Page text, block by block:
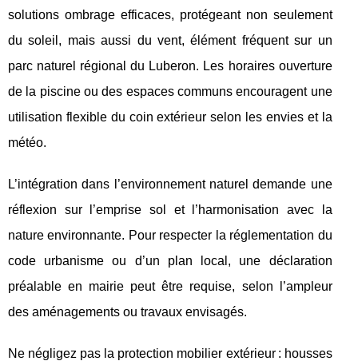
solutions ombrage efficaces, protégeant non seulement
du soleil, mais aussi du vent, élément fréquent sur un
parc naturel régional du Luberon. Les horaires ouverture
de la piscine ou des espaces communs encouragent une
utilisation flexible du coin extérieur selon les envies et la
météo.
L’intégration dans l’environnement naturel demande une
réflexion sur l’emprise sol et l’harmonisation avec la
nature environnante. Pour respecter la réglementation du
code urbanisme ou d’un plan local, une déclaration
préalable en mairie peut être requise, selon l’ampleur
des aménagements ou travaux envisagés.
Ne négligez pas la protection mobilier extérieur : housses